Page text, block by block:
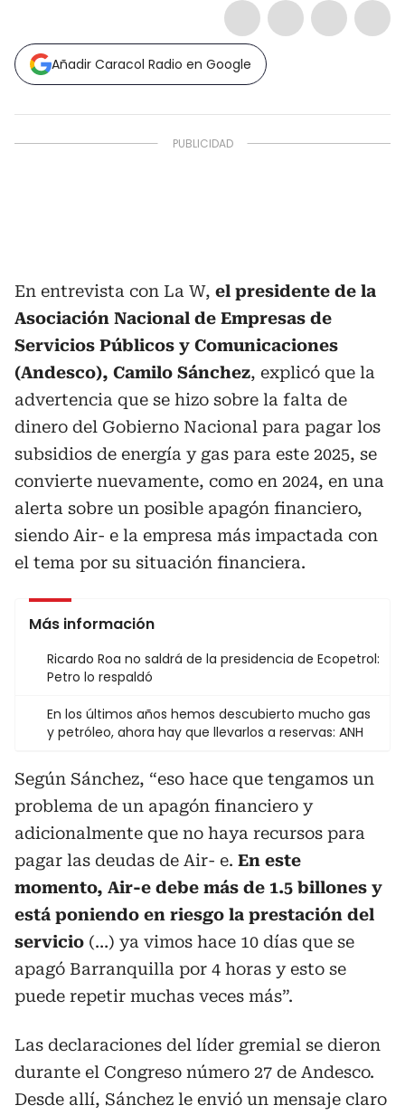
Añadir Caracol Radio en Google
En entrevista con La W, el presidente de la
Asociación Nacional de Empresas de
Servicios Públicos y Comunicaciones
(Andesco), Camilo Sánchez, explicó que la
advertencia que se hizo sobre la falta de
dinero del Gobierno Nacional para pagar los
subsidios de energía y gas para este 2025, se
convierte nuevamente, como en 2024, en una
alerta sobre un posible apagón financiero,
siendo Air- e la empresa más impactada con
el tema por su situación financiera.
Más información
Ricardo Roa no saldrá de la presidencia de Ecopetrol:
Petro lo respaldó
En los últimos años hemos descubierto mucho gas
y petróleo, ahora hay que llevarlos a reservas: ANH
Según Sánchez, “eso hace que tengamos un
problema de un apagón financiero y
adicionalmente que no haya recursos para
pagar las deudas de Air- e. En este
momento, Air-e debe más de 1.5 billones y
está poniendo en riesgo la prestación del
servicio (…) ya vimos hace 10 días que se
apagó Barranquilla por 4 horas y esto se
puede repetir muchas veces más”.
Las declaraciones del líder gremial se dieron
durante el Congreso número 27 de Andesco.
Desde allí, Sánchez le envió un mensaje claro